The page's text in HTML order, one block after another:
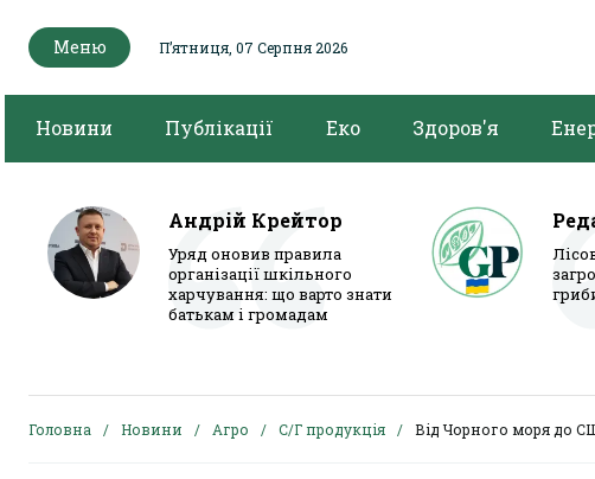
Меню Пʼятниця, 07 Серпня 2026
Новини Публікації Еко Здоров'я
Андрій Крейтор
Уряд оновив правила
організації шкільного
харчування: що варто знати
батькам і громадам
Головна Новини Агро С/Г продукція Від Чорного моря до